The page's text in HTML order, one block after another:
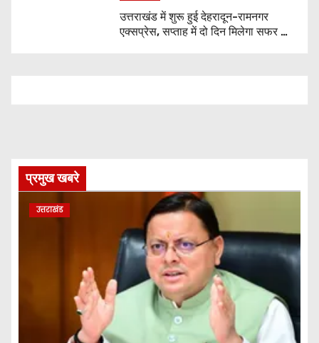
उत्तराखंड में शुरू हुई देहरादून-रामनगर
एक्सप्रेस, सप्ताह में दो दिन मिलेगा सफर का
प्रमुख खबरे
उत्तराखंड